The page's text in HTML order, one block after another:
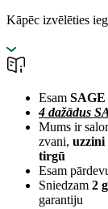
Kāpēc izvēlēties
Esam
4 dažādus
Mums ir
zvani, uzzini
tirgū
Esam
Sniedzam 2
garantiju